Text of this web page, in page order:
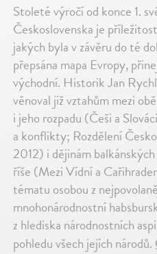
Stoleté výročí od konce 1.
Československa je
jakých byla v závěru do té
přepsána mapa Evropy,
východní. Historik Jan
věnoval již vztahům mezi
i jeho rozpadu (Češi a
a konflikty; Rozdělení
2012) i dějinám
říše (Mezi Vídní a
tématu osobou z
mnohonárodnostní
z hlediska národnostních
pohledu všech jejích národů.